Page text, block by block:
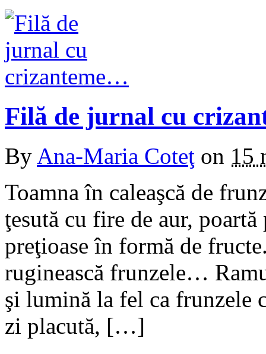
Filă de jurnal cu
By Ana-Maria Coteţ on 15
Toamna în caleaşcă de
ţesută cu fire de aur,
preţioase în formă de
ruginească frunzele…
şi lumină la fel ca frunzele
zi placută, […]